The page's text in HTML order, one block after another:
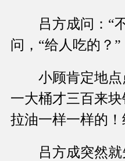
吕方成问：“不
问，“给人吃的？”
小顾肯定地点
一大桶才三百来
拉油一样一样的
吕方成突然就